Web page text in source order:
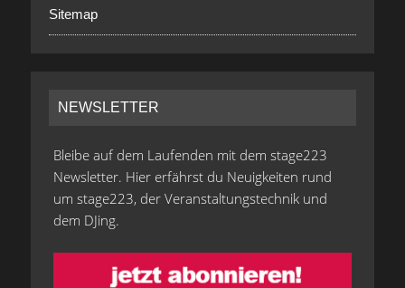
Sitemap
NEWSLETTER
Bleibe auf dem Laufenden mit dem stage223
Newsletter. Hier erfährst du Neuigkeiten rund
um stage223, der Veranstaltungstechnik und
dem DJing.